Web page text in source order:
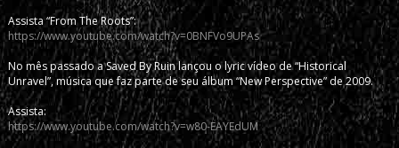
Assista “From The Roots”:
https://www.youtube.com/watch?v=0BNFVo9UPAs
No mês passado a Saved By Ruin lançou o lyric vídeo de “Historical
Unravel”, música que faz parte de seu álbum “New Perspective” de 2009.
Assista:
https://www.youtube.com/watch?v=w80-EAYEdUM